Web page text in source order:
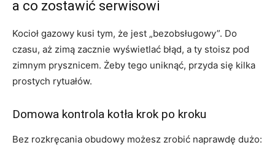
a co zostawić serwisowi
Kocioł gazowy kusi tym, że jest „bezobsługowy”. Do
czasu, aż zimą zacznie wyświetlać błąd, a ty stoisz pod
zimnym prysznicem. Żeby tego uniknąć, przyda się kilka
prostych rytuałów.
Domowa kontrola kotła krok po kroku
Bez rozkręcania obudowy możesz zrobić naprawdę dużo: